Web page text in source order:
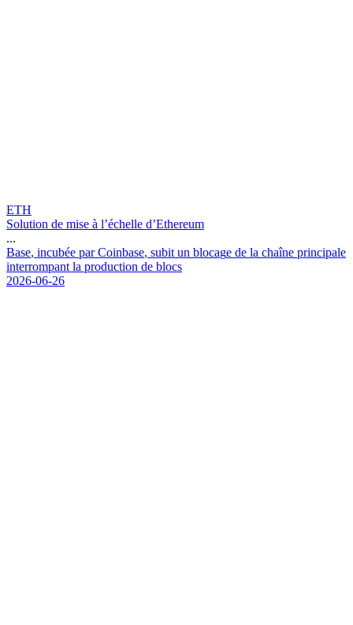
ETH
Solution de mise à l’échelle d’Ethereum
...
Base, incubée par Coinbase, subit un blocage de la chaîne principale
interrompant la production de blocs
2026-06-26